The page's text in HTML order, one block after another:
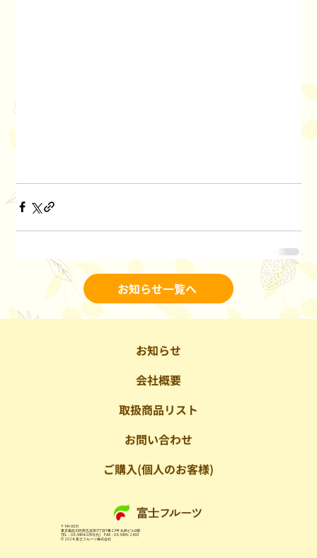
お知らせ一覧へ
〒141-0031
東京都品川区西五反田3丁目9番23号 丸和ビル6階
TEL：03-3494-0351(代) FAX：03-3490-2433
© 2024. 富士フルーツ株式会社
お知らせ
会社概要
取扱商品リスト
お問い合わせ
ご購入(個人のお客様)